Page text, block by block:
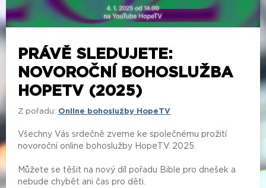
PRÁVĚ SLEDUJETE:
NOVOROČNÍ BOHOSLUŽBA
HOPETV (2025)
Z pořadu: Online bohoslužby HopeTV
Všechny Vás srdečně zveme ke společnému prožití
novoroční online bohoslužby HopeTV 2025.
Můžete se těšit na nový díl pořadu Bible pro dnešek a
nebude chybět ani čas pro děti.